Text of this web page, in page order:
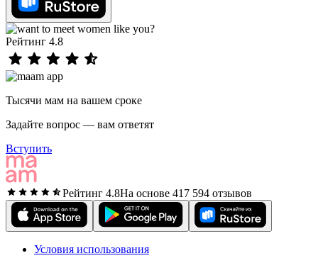
Рейтинг 4.8
Тысячи мам на вашем сроке
Задайте вопрос — вам ответят
Вступить
Рейтинг 4.8На основе 417 594 отзывов
Условия использования